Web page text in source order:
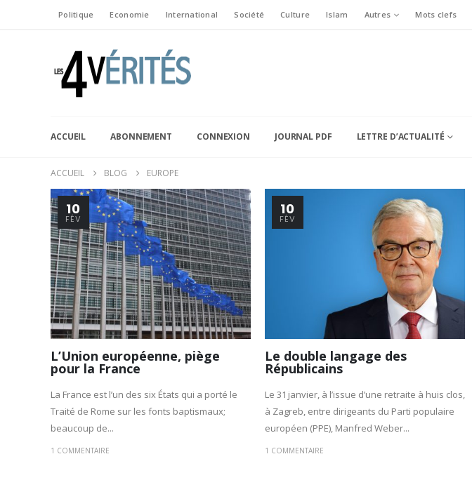
Politique Economie International Société Culture Islam Autres Mots clefs
ACCUEIL ABONNEMENT CONNEXION JOURNAL PDF LETTRE D’ACTUALITÉ
ACCUEIL BLOG EUROPE
10
FÉV
L’Union européenne, piège
pour la France
La France est l’un des six États qui a porté le
Traité de Rome sur les fonts baptismaux;
beaucoup de...
1 COMMENTAIRE
10
FÉV
Le double langage des
Républicains
Le 31 janvier, à l’issue d’une retraite à huis clos,
à Zagreb, entre dirigeants du Parti populaire
européen (PPE), Manfred Weber...
1 COMMENTAIRE